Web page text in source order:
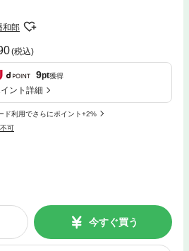
和郎
(税込)
9pt獲得
ント詳細
ド利用でさらにポイント+2%
可
今すぐ買う